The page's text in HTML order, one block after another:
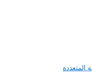
المتعددة